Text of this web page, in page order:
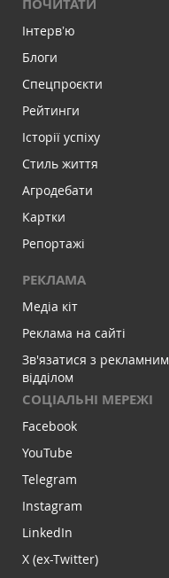
ПОЧИТАТИ
Інтервʼю
Блоги
Спецпроєкти
Рейтинги
Історії успіху
Стиль життя
Агродебати
Картки
Репортажі
РЕКЛАМА
Медіа кіт
Реклама на сайті
Зв'язатися з рекламним
відділом
СОЦІАЛЬНІ МЕРЕЖІ
Facebook
YouTube
Telegram
Instagram
LinkedIn
X (ex-Twitter)